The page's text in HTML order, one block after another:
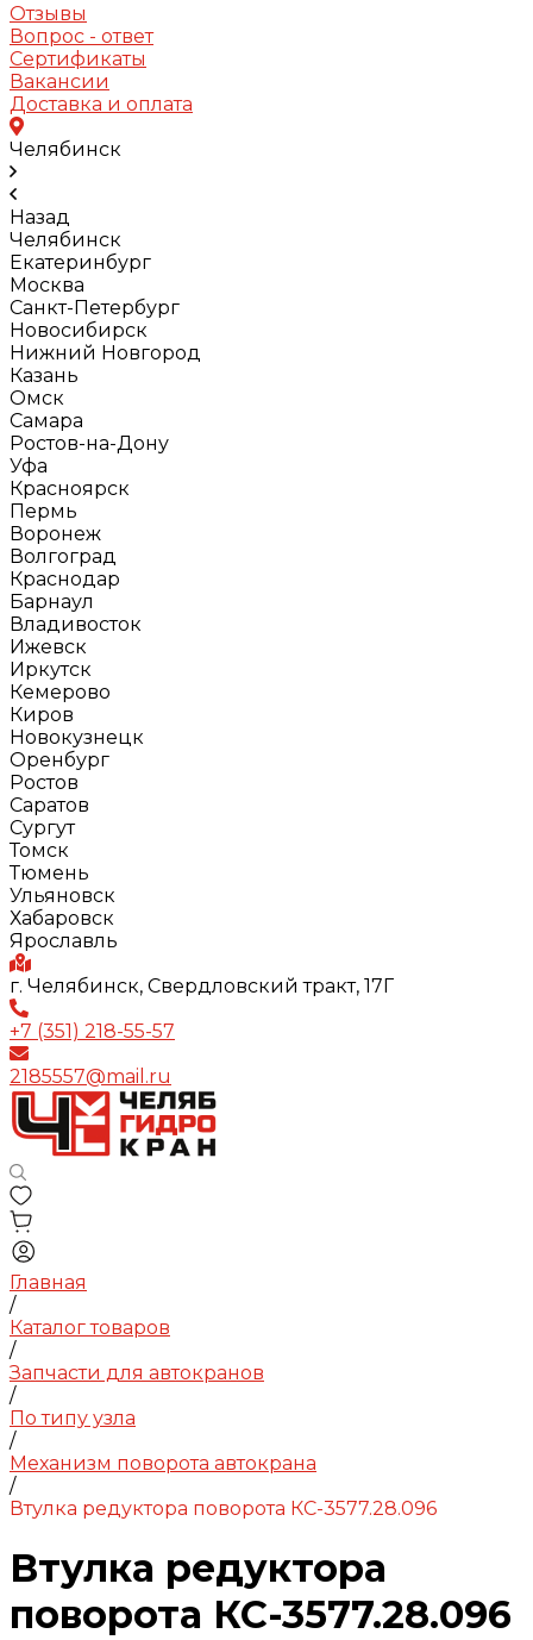
Отзывы
Вопрос - ответ
Сертификаты
Вакансии
Доставка и оплата
Челябинск
Назад
Челябинск
Екатеринбург
Москва
Санкт-Петербург
Новосибирск
Нижний Новгород
Казань
Омск
Самара
Ростов-на-Дону
Уфа
Красноярск
Пермь
Воронеж
Волгоград
Краснодар
Барнаул
Владивосток
Ижевск
Иркутск
Кемерово
Киров
Новокузнецк
Оренбург
Ростов
Саратов
Сургут
Томск
Тюмень
Ульяновск
Хабаровск
Ярославль
г. Челябинск, Свердловский тракт, 17Г
+7 (351) 218-55-57
2185557@mail.ru
Главная
/
Каталог товаров
/
Запчасти для автокранов
/
По типу узла
/
Механизм поворота автокрана
/
Втулка редуктора поворота КС-3577.28.096
Втулка редуктора
поворота КС-3577.28.096